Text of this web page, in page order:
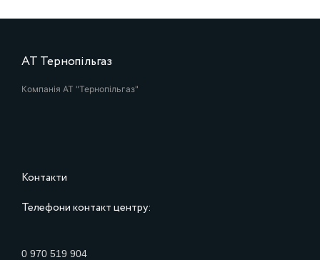
АТ Тернопільгаз
Компанія АТ "Тернопільгаз"
Контакти
Телефони контакт центру:
0 970 519 904